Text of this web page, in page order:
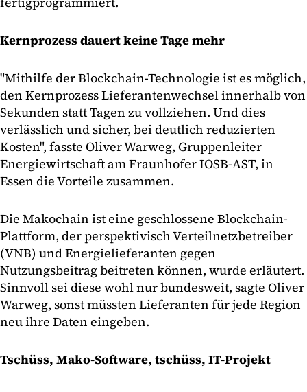
Kernprozess dauert keine Tage mehr
"Mithilfe der Blockchain-Technologie ist es möglich,
den Kernprozess Lieferantenwechsel innerhalb von
Sekunden statt Tagen zu vollziehen. Und dies
verlässlich und sicher, bei deutlich reduzierten
Kosten", fasste Oliver Warweg, Gruppenleiter
Energiewirtschaft am Fraunhofer IOSB-AST, in
Essen die Vorteile zusammen.
Die Makochain ist eine geschlossene Blockchain-
Plattform, der perspektivisch Verteilnetzbetreiber
(VNB) und Energielieferanten gegen
Nutzungsbeitrag beitreten können, wurde erläutert.
Sinnvoll sei diese wohl nur bundesweit, sagte Oliver
Warweg, sonst müssten Lieferanten für jede Region
neu ihre Daten eingeben.
Tschüss, Mako-Software, tschüss, IT-Projekt